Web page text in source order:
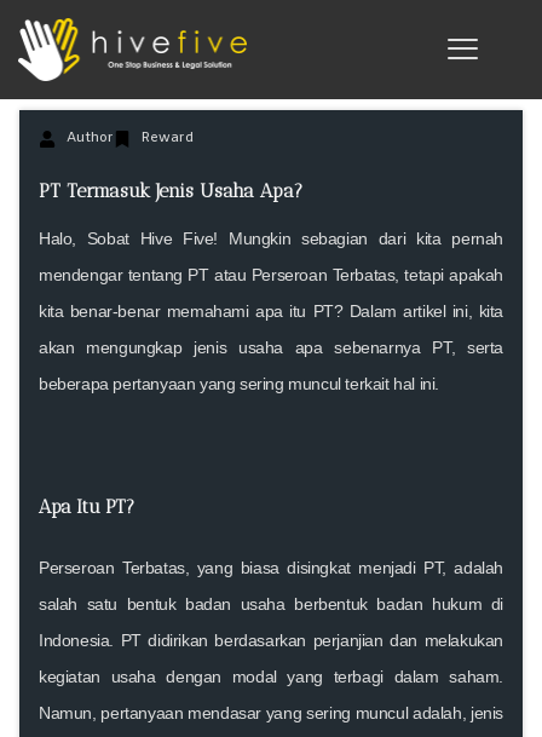
Author Reward
PT Termasuk Jenis Usaha Apa?
Halo, Sobat Hive Five! Mungkin sebagian dari kita pernah
mendengar tentang PT atau Perseroan Terbatas, tetapi apakah
kita benar-benar memahami apa itu PT? Dalam artikel ini, kita
akan mengungkap jenis usaha apa sebenarnya PT, serta
beberapa pertanyaan yang sering muncul terkait hal ini.
Apa Itu PT?
Perseroan Terbatas, yang biasa disingkat menjadi PT, adalah
salah satu bentuk badan usaha berbentuk badan hukum di
Indonesia. PT didirikan berdasarkan perjanjian dan melakukan
kegiatan usaha dengan modal yang terbagi dalam saham.
Namun, pertanyaan mendasar yang sering muncul adalah, jenis